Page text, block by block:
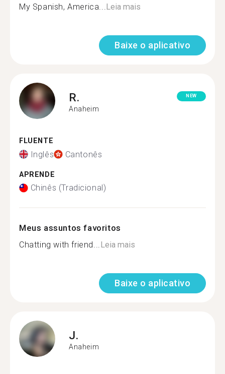
My Spanish, America...Leia mais
Baixe o aplicativo
R.
Anaheim
NEW
FLUENTE
Inglês Cantonês
APRENDE
Chinês (Tradicional)
Meus assuntos favoritos
Chatting with friend...Leia mais
Baixe o aplicativo
J.
Anaheim